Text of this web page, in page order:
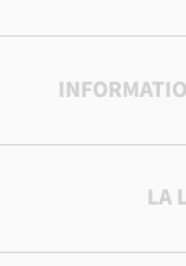
LA